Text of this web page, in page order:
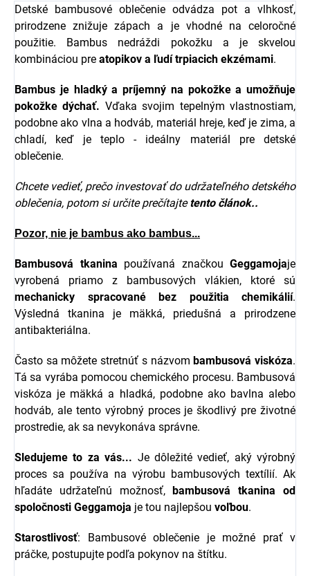
Detské bambusové oblečenie odvádza pot a vlhkosť,
prirodzene znižuje zápach a je vhodné na celoročné
použitie. Bambus nedráždi pokožku a je skvelou
kombináciou pre atopikov a ľudí trpiacich ekzémami.
Bambus je hladký a príjemný na pokožke a umožňuje
pokožke dýchať. Vďaka svojim tepelným vlastnostiam,
podobne ako vlna a hodváb, materiál hreje, keď je zima, a
chladí, keď je teplo - ideálny materiál pre detské
oblečenie.
Chcete vedieť, prečo investovať do udržateľného detského
oblečenia, potom si určite prečítajtetento článok..
Pozor, nie je bambus ako bambus...
Bambusová tkanina používaná značkou Geggamojaje
vyrobená priamo z bambusových vlákien, ktoré sú
mechanicky spracované bez použitia chemikálií.
Výsledná tkanina je mäkká, priedušná a prirodzene
antibakteriálna.
Často sa môžete stretnúť s názvombambusová viskóza.
Tá sa vyrába pomocou chemického procesu. Bambusová
viskóza je mäkká a hladká, podobne ako bavlna alebo
hodváb, ale tento výrobný proces je škodlivý pre životné
prostredie, ak sa nevykonáva správne.
Sledujeme to za vás... Je dôležité vedieť, aký výrobný
proces sa používa na výrobu bambusových textílií. Ak
hľadáte udržateľnú možnosť,bambusová tkanina od
spoločnosti Geggamoja je tou najlepšou voľbou.
Starostlivosť: Bambusové oblečenie je možné prať v
práčke, postupujte podľa pokynov na štítku.